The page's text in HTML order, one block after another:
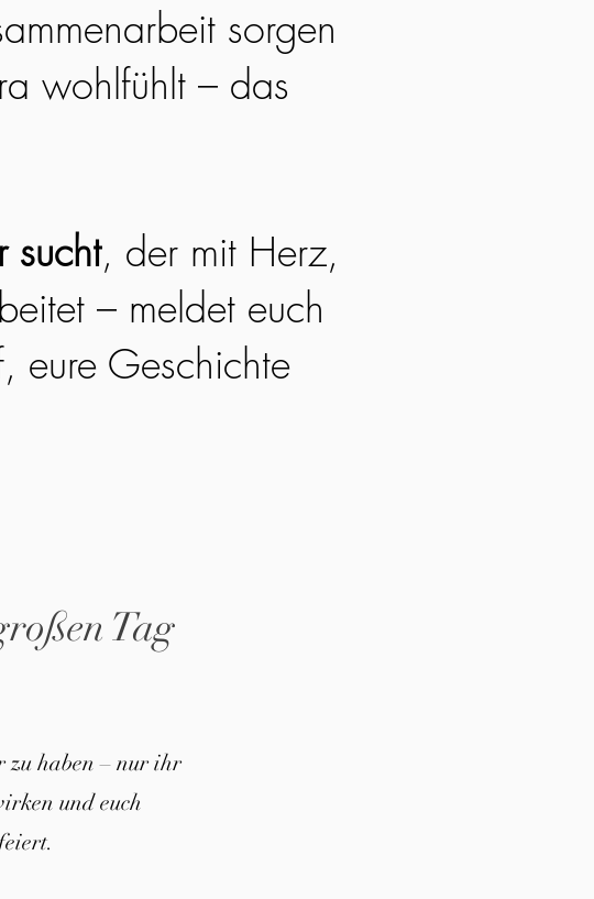
sorgen
wohlfühlt – das
sucht, der mit Herz,
– meldet euch
eure Geschichte
Tag
zu haben – nur ihr
und euch